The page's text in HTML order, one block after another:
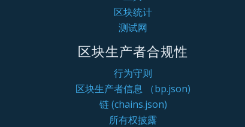
区块统计
测试网
区块生产者合规性
行为守则
区块生产者信息 （bp.json)
链 (chains.json)
所有权披露